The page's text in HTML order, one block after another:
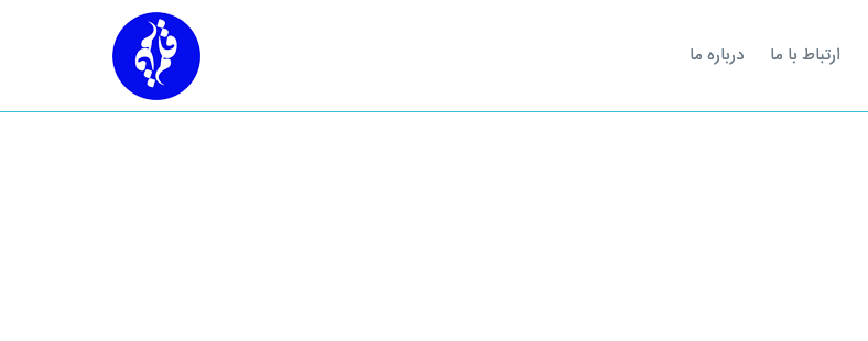
ارتباط با ما درباره ما